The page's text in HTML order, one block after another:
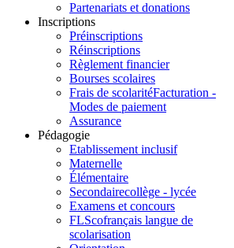
Partenariats et donations
Inscriptions
Préinscriptions
Réinscriptions
Règlement financier
Bourses scolaires
Frais de scolaritéFacturation -
Modes de paiement
Assurance
Pédagogie
Etablissement inclusif
Maternelle
Élémentaire
Secondairecollège - lycée
Examens et concours
FLScofrançais langue de
scolarisation